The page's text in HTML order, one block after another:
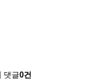
댓글0건